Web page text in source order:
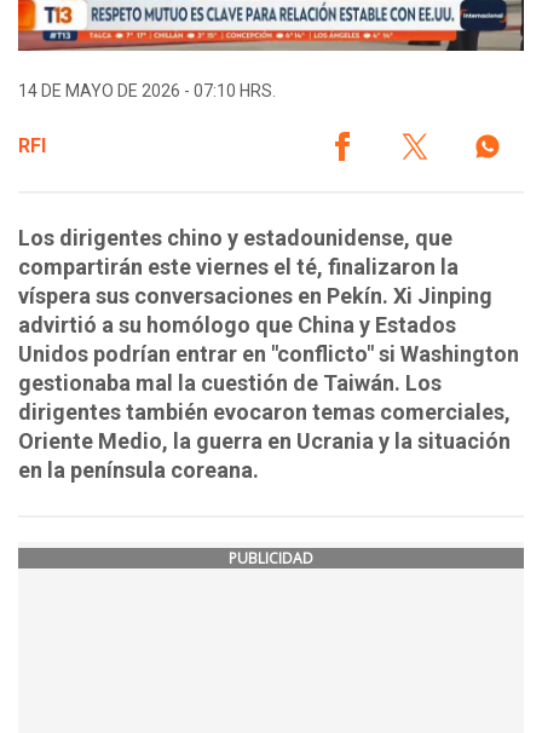
14 DE MAYO DE 2026 - 07:10 HRS.
RFI
Los dirigentes chino y estadounidense, que
compartirán este viernes el té, finalizaron la
víspera sus conversaciones en Pekín. Xi Jinping
advirtió a su homólogo que China y Estados
Unidos podrían entrar en "conflicto" si Washington
gestionaba mal la cuestión de Taiwán. Los
dirigentes también evocaron temas comerciales,
Oriente Medio, la guerra en Ucrania y la situación
en la península coreana.
PUBLICIDAD